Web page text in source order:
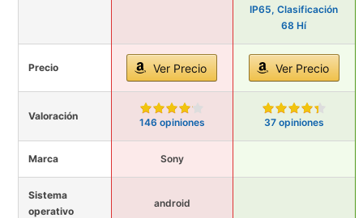
IP65, Clasificación
68 Hí
Precio Ver Precio Ver Precio
Valoración
146 opiniones 37 opiniones
Marca Sony
Sistema
operativo
android